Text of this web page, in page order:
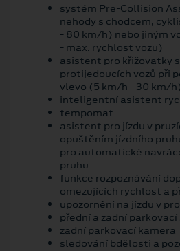
systém Pre-Collision
nehody s chodcem,
- 80 km/h) nebo jiným
- max. rychlost vozu)
asistent pro křižovatky
protijedoucích vozů při
vlevo (5 km/h - 30 km/h)
inteligentní asistent
tempomat
asistent pro jízdu v
opuštěním jízdního
pro automatické
pruhu
funkce rozpoznávání
omezujících rychlost a
upozornění na jízdu v
přední a zadní parkovací
zadní parkovací kamera
sledování bdělosti a